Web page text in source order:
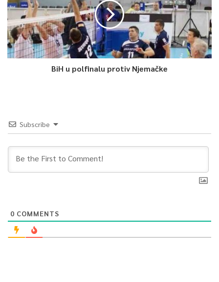
-Kolega Deviću meni je drago da je javnost imala priliku da vidi
vaše ponašanje na današnjoj i svim drugim sjednicama
Skupštine, tako da će javnost ocijeniti kome na čast njegovo
oglasio se ponovo Okerić, prekinuvši sjednicu i kazao da će
0
BiH u polfinalu protiv Njemačke
Subscribe
0 COMMENTS